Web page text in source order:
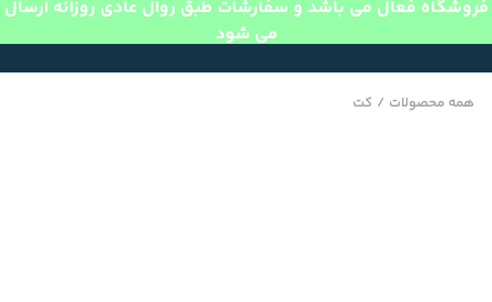
فروشگاه فعال می باشد و سفارشات طبق روال عادی روزانه ارسال
می شود
همه محصولات / کت